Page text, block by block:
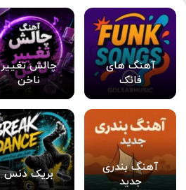
آهنگ های
فانک
چالش تغییر
ناخن
آهنگ بندری
جدید
بریک دنس